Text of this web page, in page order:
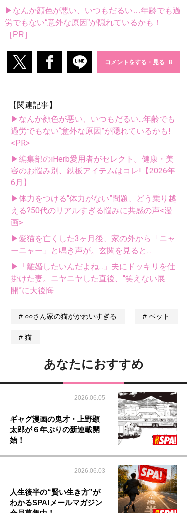
▶なんか顔色が悪い、いつもだるい…年齢でも過
労でもない“意外な原因”が隠れているかも！
［PR］
コメントをする・見る
【関連記事】
▶なんか顔色が悪い、いつもだるい...年齢でも
過労でもない“意外な原因”が隠れているかも!
<PR>
▶編集部のiHerb愛用者がセレクト。健康・美
容のお悩み別、鉄板アイテムはコレ!【2026年
6月】
▶体力をつける“体力がない”問題、どう乗り越
える?50代のリアルすぎる悩みに共感の声<漫
画>
▶愛猫を亡くした3ヶ月後、家の外から「ニャ
ーニャー」と鳴き声が。玄関を見ると...
▶「離婚したいんだよね...」夫にドッキリを仕
掛けた妻。ニヤニヤした直後、“笑えない展
開”に大後悔
○○さん家の猫がかわいすぎる ペット
猫
あなたにおすすめ
2026.06.05
ギャグ漫画の鬼才・上野顕
太郎が６年ぶりの新連載開
始！
2026.06.03
人生後半の“賢い生き方”が
わかるSPA!メールマガジン